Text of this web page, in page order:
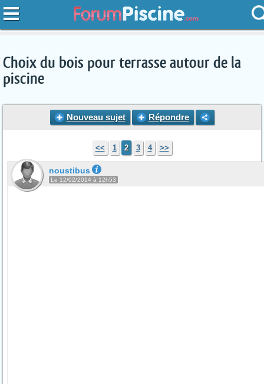
Choix du bois pour terrasse autour de la
piscine
Nouveau sujet Répondre
<< 1 2 3 4 >>
noustibus
Le 12/02/2014 à 12h53